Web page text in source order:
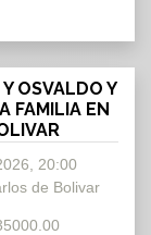
OSVALDO Y
FAMILIA EN
20:00
de Bolivar